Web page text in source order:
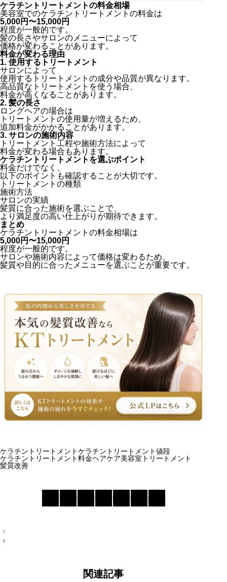
ケラチントリートメントの料金相場
美容室でのケラチントリートメントの料金は
5,000円〜15,000円
程度が一般的です。
髪の長さやサロンのメニューによって
価格が変わることがあります。
料金が変わる理由
1. 使用するトリートメント
サロンによって
使用するトリートメントの成分や品質が異なります。
高品質なトリートメントを使う場合、
料金が高くなることがあります。
2. 髪の長さ
ロングヘアの場合は
トリートメントの使用量が増えるため、
追加料金がかかることがあります。
3. サロンの施術内容
トリートメント工程や施術方法によって
料金が変わる場合もあります。
ケラチントリートメントを選ぶポイント
料金だけでなく、
以下のポイントも確認することが大切です。
トリートメントの種類
施術方法
サロンの実績
髪質に合った施術を選ぶことで、
より満足度の高い仕上がりが期待できます。
まとめ
ケラチントリートメントの料金相場は
5,000円〜15,000円
程度が一般的です。
サロンや施術内容によって価格は変わるため、
髪質や目的に合ったメニューを選ぶことが重要です。
ケラチントリートメントケラチントリートメント値段
ケラチントリートメント料金ヘアケア美容室トリートメント
髪質改善
投
稿
関連記事